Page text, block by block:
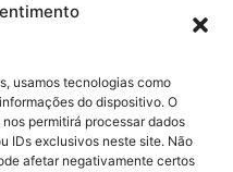
usamos tecnologias como
do dispositivo. O
permitirá processar dados
IDs exclusivos neste site. Não
afetar negativamente certos